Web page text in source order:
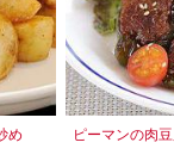
め ピーマンの肉